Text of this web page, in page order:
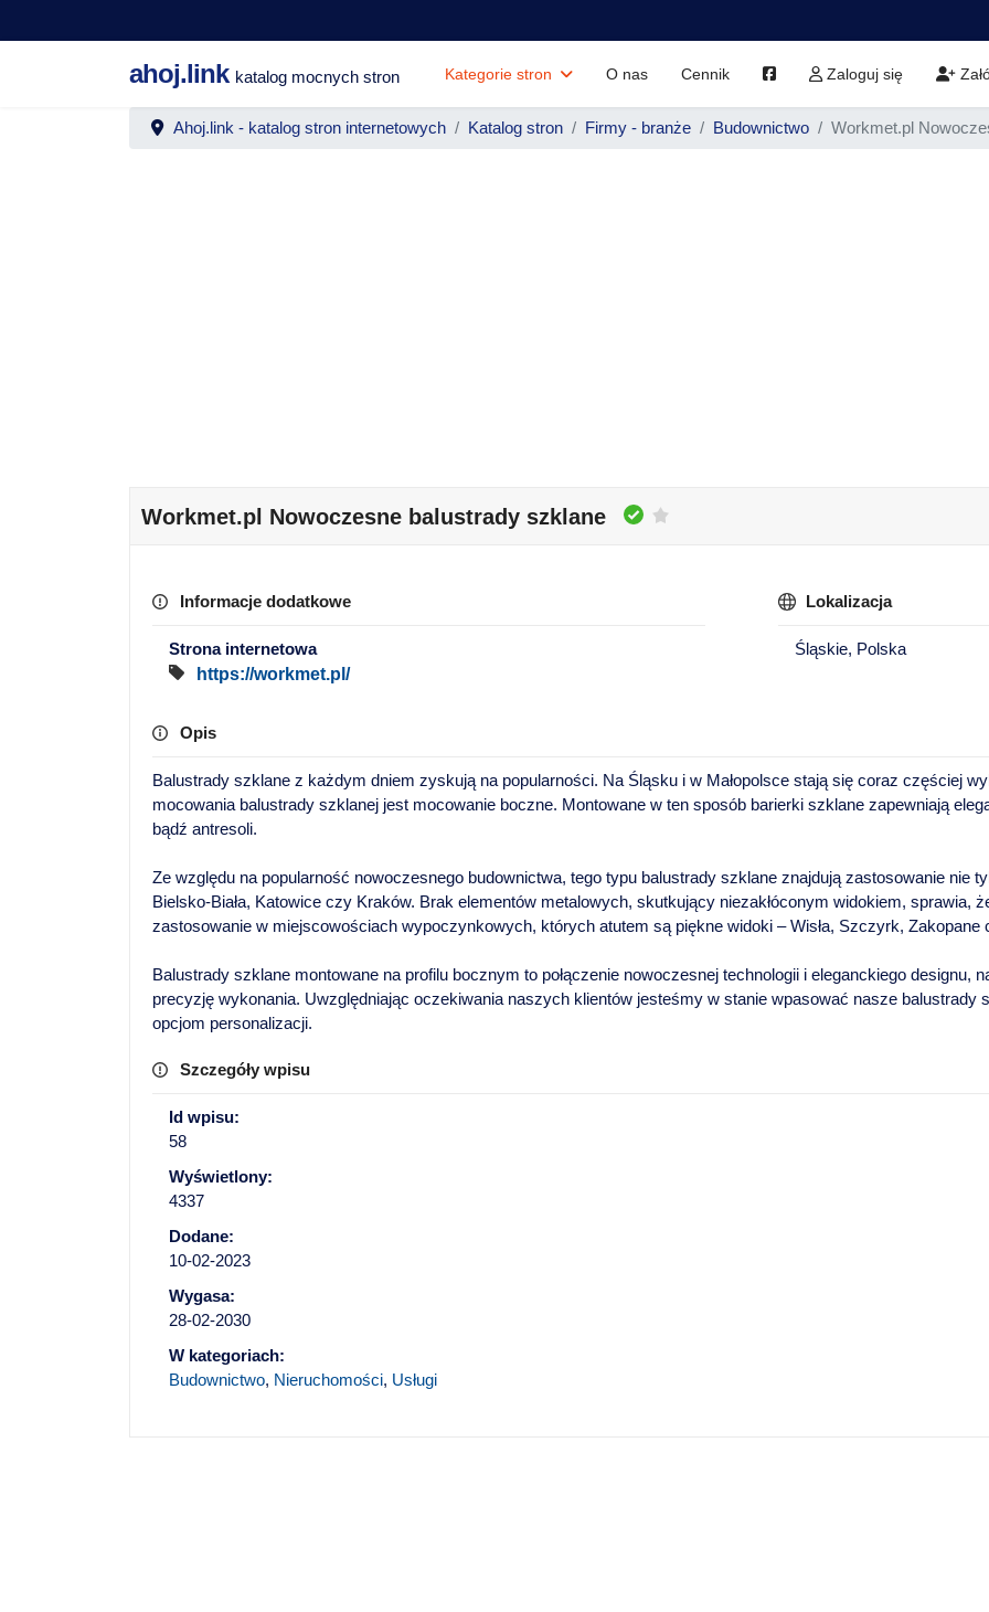
ahoj.link katalog mocnych stron Kategorie stron O nas Cennik Zaloguj się
Ahoj.link - katalog stron internetowych
Katalog stron Firmy - branże Budownictwo Workmet.pl
Workmet.pl Nowoczesne balustrady szklane
Informacje dodatkowe
Strona internetowa
https://workmet.pl/
Lokalizacja
Śląskie, Polska
Opis
Balustrady szklane z każdym dniem zyskują na popularności. Na Śląsku i w Małopolsce stają się coraz częściej
mocowania balustrady szklanej jest mocowanie boczne. Montowane w ten sposób barierki szklane zapewniają
bądź antresoli.
Ze względu na popularność nowoczesnego budownictwa, tego typu balustrady szklane znajdują zastosowanie nie
Bielsko-Biała, Katowice czy Kraków. Brak elementów metalowych, skutkujący niezakłóconym widokiem, sprawia,
zastosowanie w miejscowościach wypoczynkowych, których atutem są piękne widoki – Wisła, Szczyrk, Zakopane
Balustrady szklane montowane na profilu bocznym to połączenie nowoczesnej technologii i eleganckiego designu,
precyzję wykonania. Uwzględniając oczekiwania naszych klientów jesteśmy w stanie wpasować nasze balustrady
opcjom personalizacji.
Szczegóły wpisu
Id wpisu:
58
Wyświetlony:
4337
Dodane:
10-02-2023
Wygasa:
28-02-2030
W kategoriach:
Budownictwo, Nieruchomości, Usługi